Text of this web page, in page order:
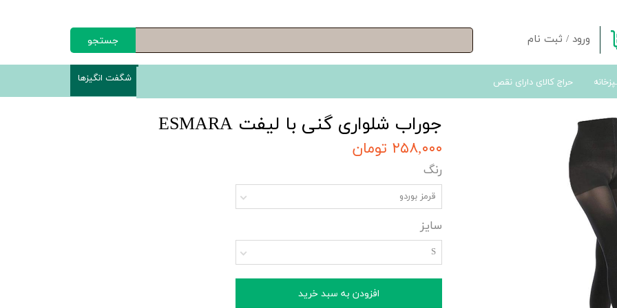
ورود / ثبت نام
تغییر گذر واژه
خروج از حساب کاربری
جستجو
حراج کالای دارای نقص شگفت انگیزها
جوراب شلواری گنی با لیفت ESMARA
۲۵۸,۰۰۰ تومان
رنگ
قرمز بوردو
سایز
S
افزودن به سبد خرید